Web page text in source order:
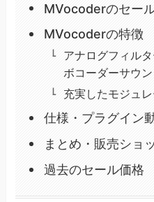
MVocoderのセー
MVocoderの特徴
アナログフィル
ボコーダーサウン
充実したモジュ
仕様・プラグイン
まとめ・販売ショ
過去のセール価格